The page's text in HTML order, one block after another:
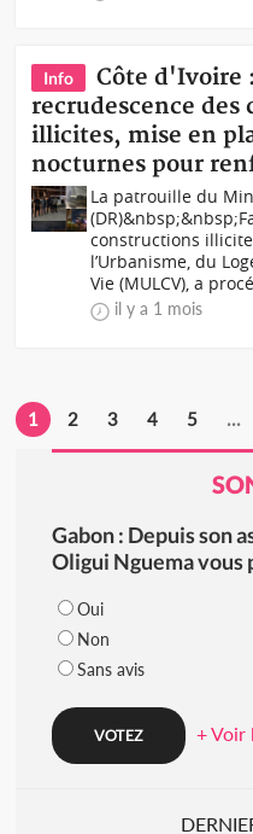
Info
Côte d'Ivoire
recrudescence
illicites, mise en
nocturnes pour
La patrouille du
constructions
l’Urbanisme, du
Vie (MULCV), a
il y a 1 mois
1 2 3 4 5 ...
Gabon : Depuis son
Oligui Nguema
Oui
Non
Sans avis
+ Voir